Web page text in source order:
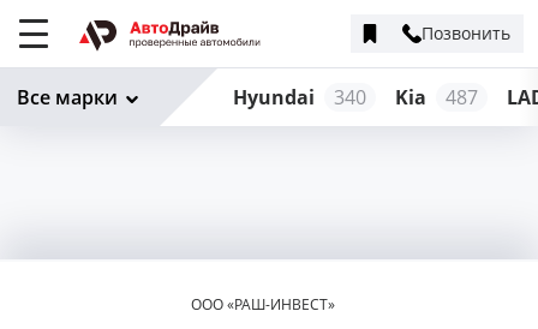
Позвонить
Hyundai 340 Kia 487
Все марки
ООО «РАШ-ИНВЕСТ»